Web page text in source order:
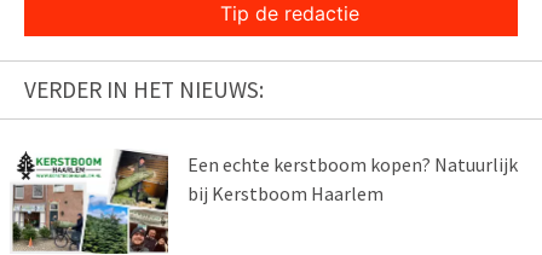
Tip de redactie
VERDER IN HET NIEUWS:
Een echte kerstboom kopen? Natuurlijk
bij Kerstboom Haarlem